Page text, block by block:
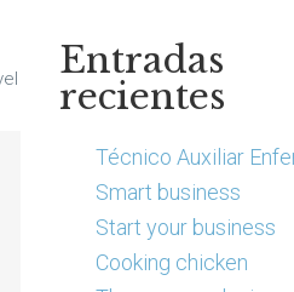
Entradas
recientes
Técnico Auxiliar
Smart business
Start your business
Cooking chicken